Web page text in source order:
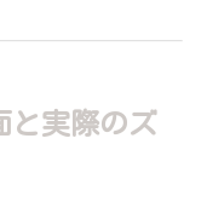
実際のズ